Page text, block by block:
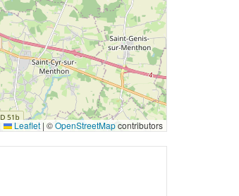
Leaflet | ©OpenStreetMapcontributors